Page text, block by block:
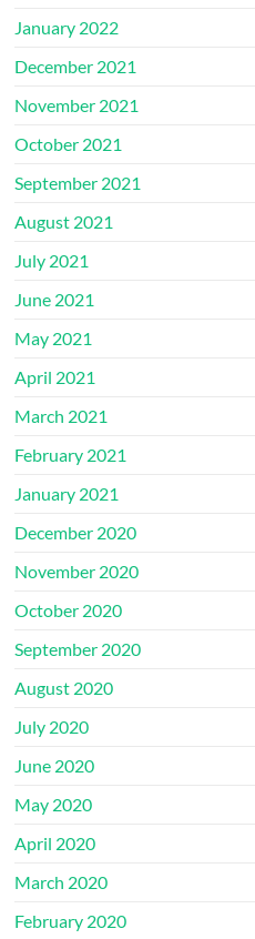
January 2022
December 2021
November 2021
October 2021
September 2021
August 2021
July 2021
June 2021
May 2021
April 2021
March 2021
February 2021
January 2021
December 2020
November 2020
October 2020
September 2020
August 2020
July 2020
June 2020
May 2020
April 2020
March 2020
February 2020